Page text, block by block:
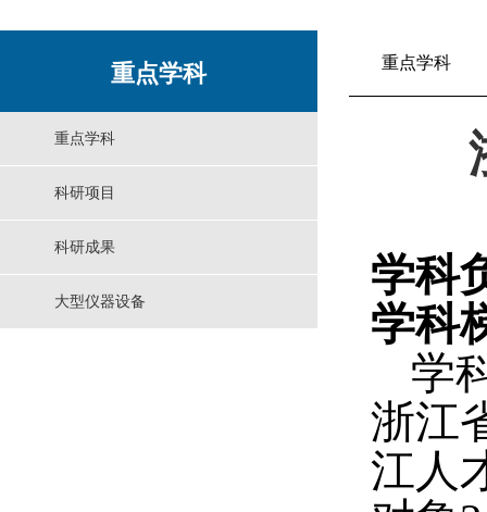
重点学科
重点学科
科研项目
科研成果
大型仪器设备
重点学科
学科
学科
学
浙江
江人